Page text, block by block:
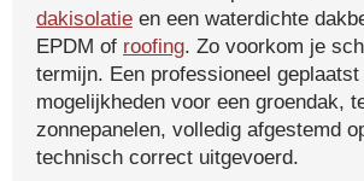
dakisolatie en een waterdichte
EPDM of roofing. Zo voorkom je
termijn. Een professioneel
mogelijkheden voor een groendak,
zonnepanelen, volledig afgestemd
technisch correct uitgevoerd.